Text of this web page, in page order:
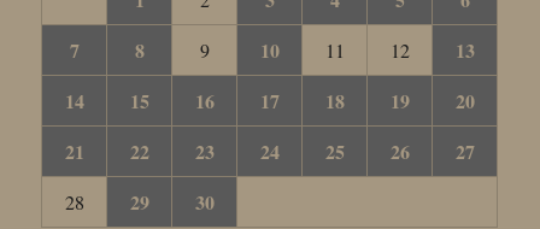
7
8 9 10 11 12
13
14
15 16 17 18 19
20
21
22 23 24 25 26 27
28 29 30